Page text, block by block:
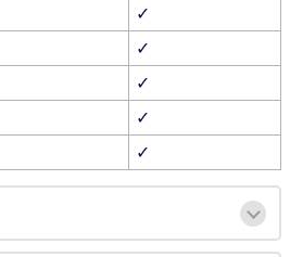
✓
✓
✓
✓
✓